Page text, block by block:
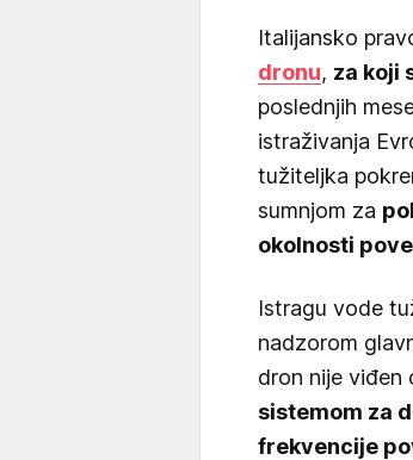
Italijansko
dronu, za koji
poslednjih
istraživanja
tužiteljka
sumnjom za
okolnosti
Istragu vode
nadzorom
dron nije viđen
sistemom za
frekvencije